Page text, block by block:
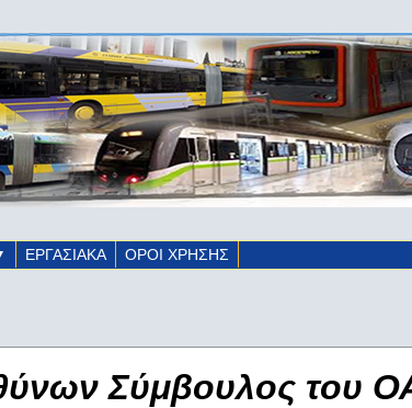
ΕΡΓΑΣΙΑΚΑ ΟΡΟΙ ΧΡΗΣΗΣ
Σύμβουλος του